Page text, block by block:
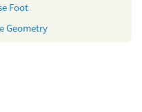
Foot
Geometry